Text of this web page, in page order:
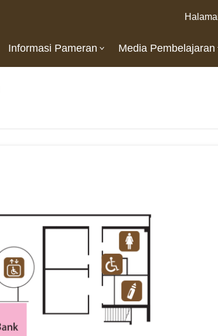
Informasi Pameran Media Pembelajaran